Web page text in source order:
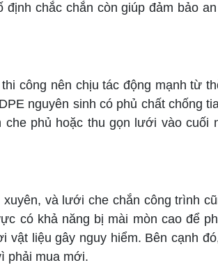
chắc chắn còn giúp đảm bảo
công nên chịu tác động mạnh từ
nguyên sinh có phủ chất chống
phủ hoặc thu gọn lưới vào cuối
và lưới che chắn công trình
có khả năng bị mài mòn cao để
liệu gây nguy hiểm. Bên cạnh
phải mua mới.